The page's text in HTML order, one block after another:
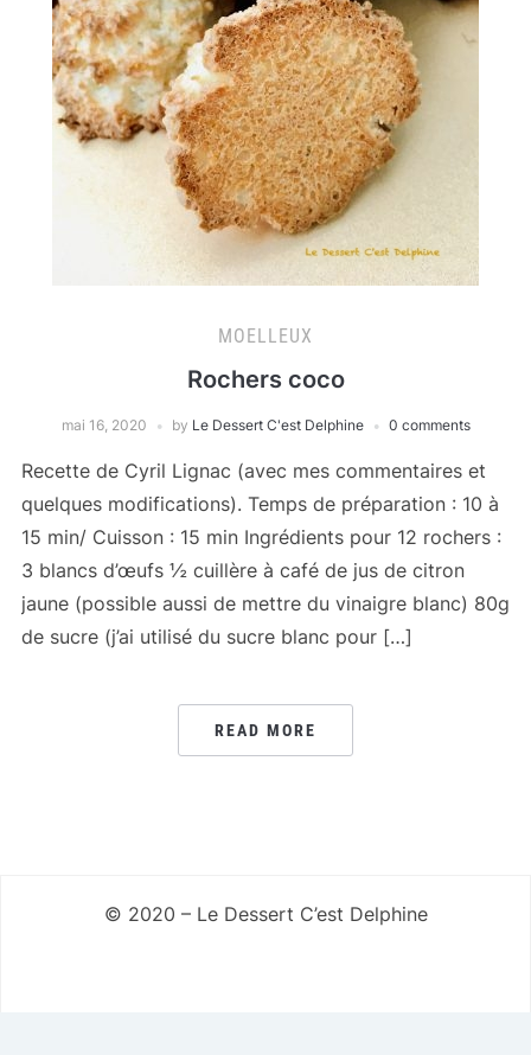
MOELLEUX
Rochers coco
mai 16, 2020 by Le Dessert C'est Delphine 0 comments
Recette de Cyril Lignac (avec mes commentaires et
quelques modifications). Temps de préparation : 10 à
15 min/ Cuisson : 15 min Ingrédients pour 12 rochers :
3 blancs d’œufs ½ cuillère à café de jus de citron
jaune (possible aussi de mettre du vinaigre blanc) 80g
de sucre (j’ai utilisé du sucre blanc pour […]
READ MORE
© 2020 – Le Dessert C’est Delphine